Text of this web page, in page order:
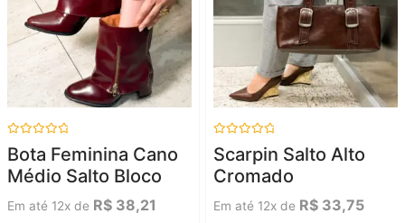
0
5
Bota Feminina Cano
Médio Salto Bloco
Em até 12x de R$ 38,21
0
5
Scarpin Salto Alto
Cromado
Em até 12x de R$ 33,75